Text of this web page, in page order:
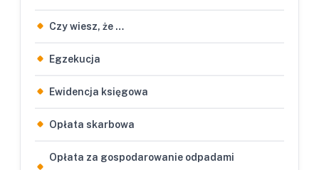
Czy wiesz, że …
Egzekucja
Ewidencja księgowa
Opłata skarbowa
Opłata za gospodarowanie odpadami